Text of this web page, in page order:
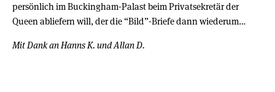
persönlich im Buckingham-Palast beim Privatsekretär der
Queen abliefern will, der die “Bild”-Briefe dann wiederum…
Mit Dank an Hanns K. und Allan D.